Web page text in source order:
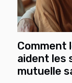
Comment
aident les
mutuelle